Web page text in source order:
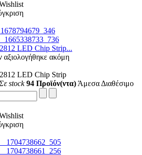
LED Chip Strip...
αξιολογήθηκε ακόμη
LED Chip Strip
stock 94 Προϊόν(ντα) Άμεσα Διαθέσιμο